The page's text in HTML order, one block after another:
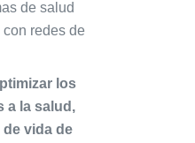
de salud
redes de
los
a la salud,
vida de